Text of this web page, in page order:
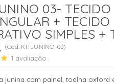
03- TECIDO
+
SIMPLES +
(Cód. KITJUNINO-03)
1 avaliação
junina com painel, toalha oxford